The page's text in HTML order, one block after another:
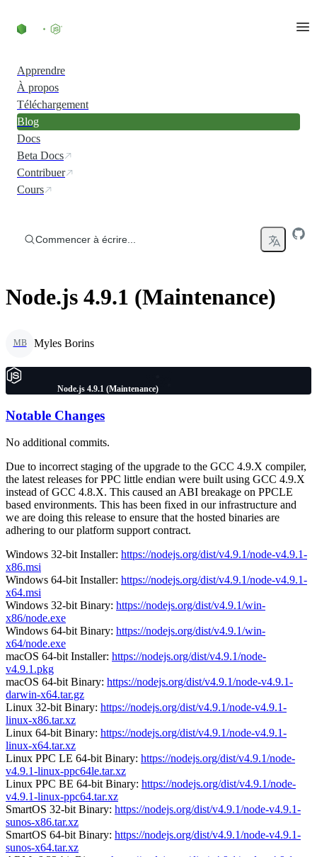
Apprendre
À propos
Téléchargement
Blog
Docs
Beta Docs
Contribuer
Cours
Commencer à écrire...
Node.js 4.9.1 (Maintenance)
MB Myles Borins
Node.js 4.9.1 (Maintenance)
Notable Changes
No additional commits.
Due to incorrect staging of the upgrade to the GCC 4.9.X compiler,
the latest releases for PPC little endian were built using GCC 4.9.X
instead of GCC 4.8.X. This caused an ABI breakage on PPCLE
based environments. This has been fixed in our infrastructure and
we are doing this release to ensure that the hosted binaries are
adhering to our platform support contract.
Windows 32-bit Installer: https://nodejs.org/dist/v4.9.1/node-v4.9.1-
x86.msi
Windows 64-bit Installer: https://nodejs.org/dist/v4.9.1/node-v4.9.1-
x64.msi
Windows 32-bit Binary: https://nodejs.org/dist/v4.9.1/win-
x86/node.exe
Windows 64-bit Binary: https://nodejs.org/dist/v4.9.1/win-
x64/node.exe
macOS 64-bit Installer: https://nodejs.org/dist/v4.9.1/node-
v4.9.1.pkg
macOS 64-bit Binary: https://nodejs.org/dist/v4.9.1/node-v4.9.1-
darwin-x64.tar.gz
Linux 32-bit Binary: https://nodejs.org/dist/v4.9.1/node-v4.9.1-
linux-x86.tar.xz
Linux 64-bit Binary: https://nodejs.org/dist/v4.9.1/node-v4.9.1-
linux-x64.tar.xz
Linux PPC LE 64-bit Binary: https://nodejs.org/dist/v4.9.1/node-
v4.9.1-linux-ppc64le.tar.xz
Linux PPC BE 64-bit Binary: https://nodejs.org/dist/v4.9.1/node-
v4.9.1-linux-ppc64.tar.xz
SmartOS 32-bit Binary: https://nodejs.org/dist/v4.9.1/node-v4.9.1-
sunos-x86.tar.xz
SmartOS 64-bit Binary: https://nodejs.org/dist/v4.9.1/node-v4.9.1-
sunos-x64.tar.xz